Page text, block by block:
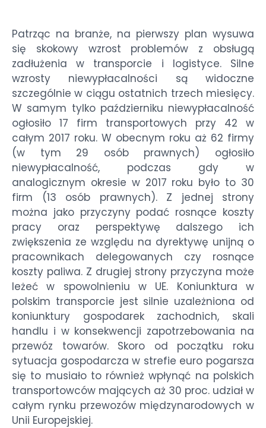
Patrząc na branże, na pierwszy plan wysuwa
się skokowy wzrost problemów z obsługą
zadłużenia w transporcie i logistyce. Silne
wzrosty niewypłacalności są widoczne
szczególnie w ciągu ostatnich trzech miesięcy.
W samym tylko październiku niewypłacalność
ogłosiło 17 firm transportowych przy 42 w
całym 2017 roku. W obecnym roku aż 62 firmy
(w tym 29 osób prawnych) ogłosiło
niewypłacalność, podczas gdy w
analogicznym okresie w 2017 roku było to 30
firm (13 osób prawnych). Z jednej strony
można jako przyczyny podać rosnące koszty
pracy oraz perspektywę dalszego ich
zwiększenia ze względu na dyrektywę unijną o
pracownikach delegowanych czy rosnące
koszty paliwa. Z drugiej strony przyczyna może
leżeć w spowolnieniu w UE. Koniunktura w
polskim transporcie jest silnie uzależniona od
koniunktury gospodarek zachodnich, skali
handlu i w konsekwencji zapotrzebowania na
przewóz towarów. Skoro od początku roku
sytuacja gospodarcza w strefie euro pogarsza
się to musiało to również wpłynąć na polskich
transportowców mających aż 30 proc. udział w
całym rynku przewozów międzynarodowych w
Unii Europejskiej.